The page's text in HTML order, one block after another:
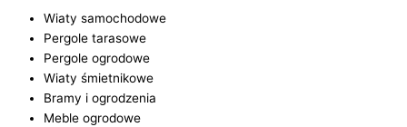
Wiaty samochodowe
Pergole tarasowe
Pergole ogrodowe
Wiaty śmietnikowe
Bramy i ogrodzenia
Meble ogrodowe